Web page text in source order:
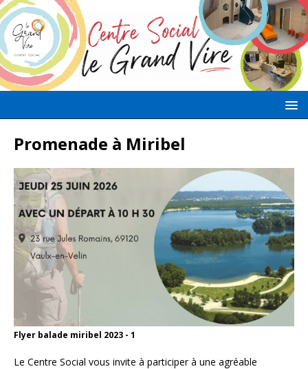
Promenade à Miribel
Flyer balade miribel 2023 - 1
Le Centre Social vous invite à participer à une agréable